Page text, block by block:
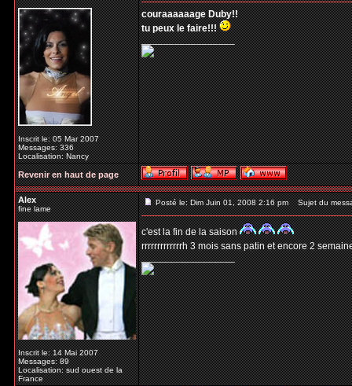
Inscrit le: 05 Mar 2007
Messages: 336
Localisation: Nancy
couraaaaaage Duby!!
tu peux le faire!!!
_________________
Revenir en haut de page
Alex
fine lame
Inscrit le: 14 Mai 2007
Messages: 89
Localisation: sud ouest de la
France
Posté le: Dim Juin 01, 2008 2:16 pm Sujet du
c'est la fin de la saison
rrrrrrrrrrrrrh 3 mois sans patin et encore 2
_________________